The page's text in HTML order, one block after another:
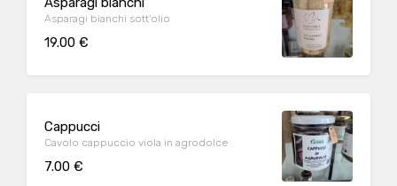
Asparagi bianchi sott'olio
19.00 €
Cappucci
Cavolo cappuccio viola in agrodolce
7.00 €